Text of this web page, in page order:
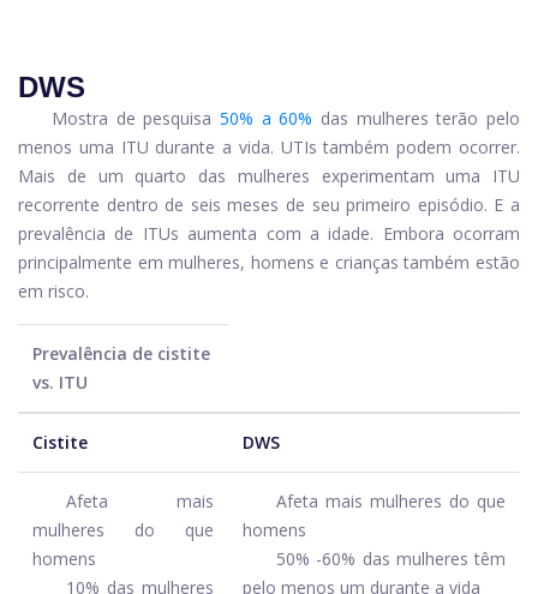
DWS
Mostra de pesquisa 50% a 60% das mulheres terão pelo
menos uma ITU durante a vida. UTIs também podem ocorrer.
Mais de um quarto das mulheres experimentam uma ITU
recorrente dentro de seis meses de seu primeiro episódio. E a
prevalência de ITUs aumenta com a idade. Embora ocorram
principalmente em mulheres, homens e crianças também estão
em risco.
Prevalência de cistite
vs. ITU
Cistite DWS
Afeta mais
mulheres do que
homens
10% das mulheres
Afeta mais mulheres do que
homens
50% -60% das mulheres têm
pelo menos um durante a vida